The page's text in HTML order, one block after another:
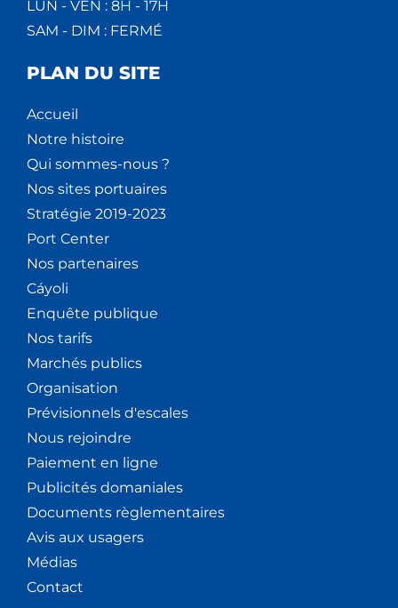
LUN - VEN : 8H - 17H
SAM - DIM : FERMÉ
PLAN DU SITE
Accueil
Notre histoire
Qui sommes-nous ?
Nos sites portuaires
Stratégie 2019-2023
Port Center
Nos partenaires
Cáyoli
Enquête publique
Nos tarifs
Marchés publics
Organisation
Prévisionnels d'escales
Nous rejoindre
Paiement en ligne
Publicités domaniales
Documents règlementaires
Avis aux usagers
Médias
Contact